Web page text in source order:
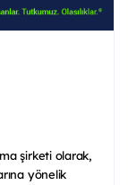
şirketi olarak,
yönelik